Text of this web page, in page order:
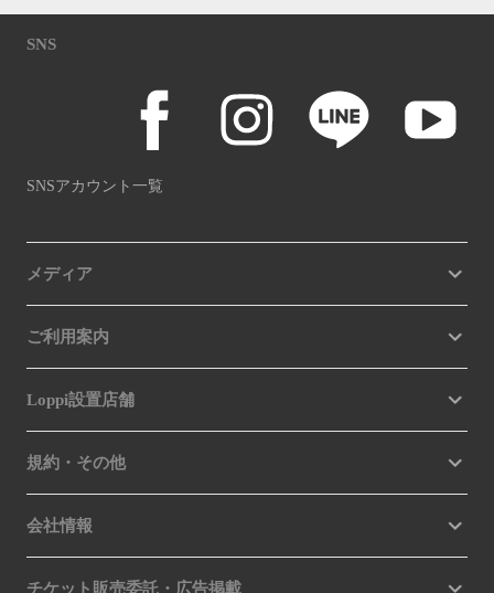
SNS
SNSアカウント一覧
メディア
ご利用案内
Loppi設置店舗
規約・その他
会社情報
チケット販売委託・広告掲載